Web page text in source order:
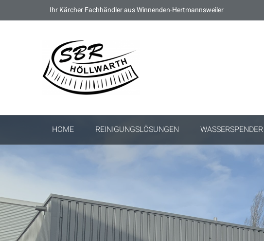
Ihr Kärcher Fachhändler aus Winnenden-Hertmannsweiler
HOME REINIGUNGSLÖSUNGEN WASSERSPENDER